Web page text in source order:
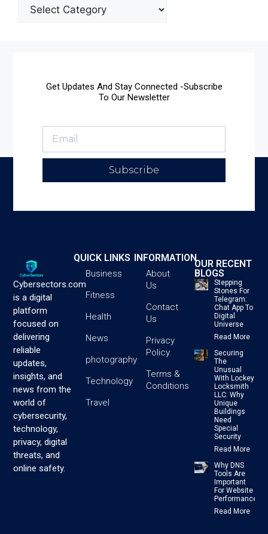
Get Updates And Stay Connected -Subscribe
To Our Newsletter
Subscribe
Cybersectors.com
is a digital
platform
focused on
delivering
reliable
updates,
insights, and
news from the
world of
cybersecurity,
technology,
privacy, digital
threats, and
online safety.
QUICK LINKS
Business
Fitness
Health
News
photography
Technology
Travel
INFORMATION
About
Us
Contact
Us
Privacy
Policy
Terms &
Conditions
OUR RECENT
BLOGS
Stepping
Stones For
Telegram:
Chat App To
Digital
Universe
Read More
Securing
The
Unusual
With Lockey
Locksmith
LLC: Why
Unique
Buildings
Need
Special
Security
Read More
Why DNS
Tools Are
Important
For Website
Performance
Read More